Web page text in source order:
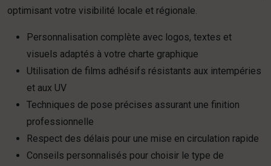
optimisant votre visibilité locale et régionale.
Personnalisation complète avec logos, textes et
visuels adaptés à votre charte graphique
Utilisation de films adhésifs résistants aux intempéries
et aux UV
Techniques de pose précises assurant une finition
professionnelle
Respect des délais pour une mise en circulation rapide
Conseils personnalisés pour choisir le type de